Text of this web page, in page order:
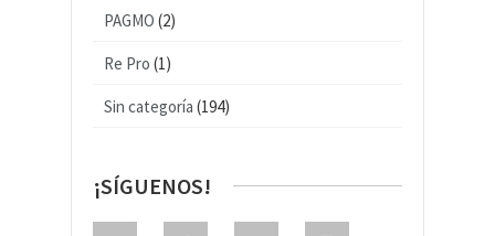
PAGMO (2)
Re Pro (1)
Sin categoría (194)
¡SÍGUENOS!